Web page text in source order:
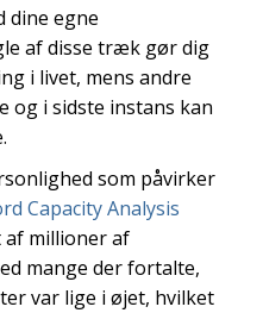
dine egne
af disse træk gør dig
i livet, mens andre
og i sidste instans kan
som påvirker
Capacity Analysis
af millioner af
mange der fortalte,
var lige i øjet, hvilket